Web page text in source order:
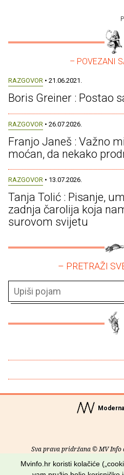
– POVEZANI
RAZGOVOR • 21.06.2021.
Boris Greiner : Postao
RAZGOVOR • 26.07.2026.
Franjo Janeš : Važno
moćan, da nekako
RAZGOVOR • 13.07.2026.
Tanja Tolić : Pisanje,
zadnja čarolija koja
surovom svijetu
– PRETRAŽI
Sva prava pridržana © MV Info
Uvjeti
Mvinfo.hr koristi kolačiće